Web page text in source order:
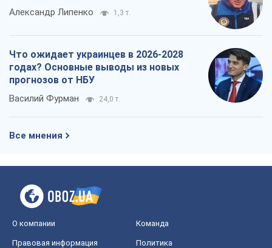
Александр Липенко 1,3 т.
Что ожидает украинцев в 2026-2028
годах? Основные выводы из новых
прогнозов от НБУ
Василий Фурман 24,0 т.
Все мнения
О компании Команда
Правовая информация
Политика